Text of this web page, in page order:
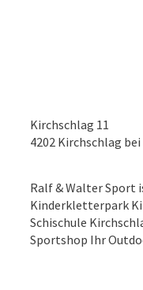
Kirchschlag 11
4202 Kirchschlag bei
Ralf & Walter Sport
Kinderkletterpark
Schischule
Sportshop Ihr